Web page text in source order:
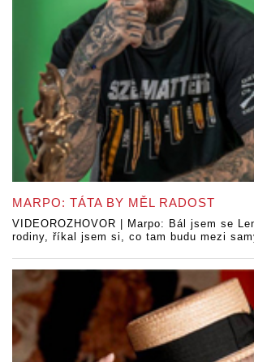
MARPO: TÁTA BY MĚL RADOST
VIDEOROZHOVOR | Marpo: Bál jsem se
rodiny, říkal jsem si, co tam budu mezi